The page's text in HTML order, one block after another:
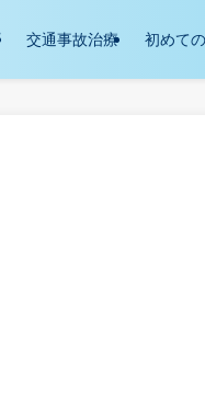
交通事故治療 初めて